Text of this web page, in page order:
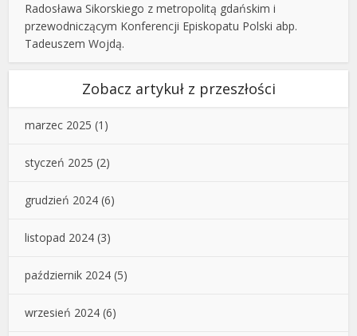
Radosława Sikorskiego z metropolitą gdańskim i
przewodniczącym Konferencji Episkopatu Polski abp.
Tadeuszem Wojdą.
Zobacz artykuł z przeszłości
marzec 2025 (1)
styczeń 2025 (2)
grudzień 2024 (6)
listopad 2024 (3)
październik 2024 (5)
wrzesień 2024 (6)